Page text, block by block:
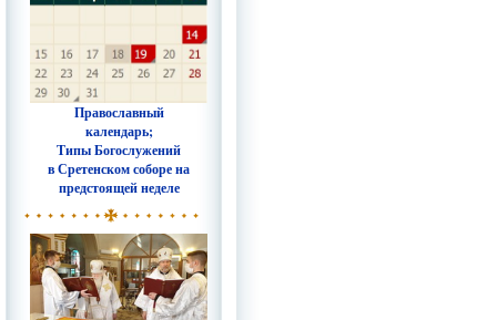
Православный
календарь;
Типы Богослужений
в Сретенском соборе на
предстоящей неделе